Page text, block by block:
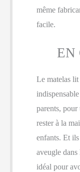
même
facile.
EN
Le matelas
parents, pour
rester à la
enfants. Et
aveugle
idéal pour